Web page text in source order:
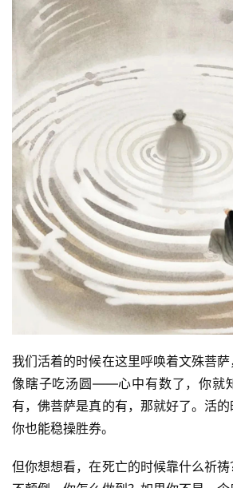
资
讯
点
僧
音
僧
访
我们活着的时候在这里呼唤着文殊菩萨
像瞎子吃汤圆——心中有数了，你就
有，佛菩萨是真的有，那就好了。活
你也能稳操胜券。
但你想想看，在死亡的时候靠什么祈